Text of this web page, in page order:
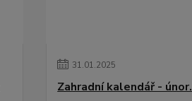
31.01.2025
Zahradní kalendář - únor.